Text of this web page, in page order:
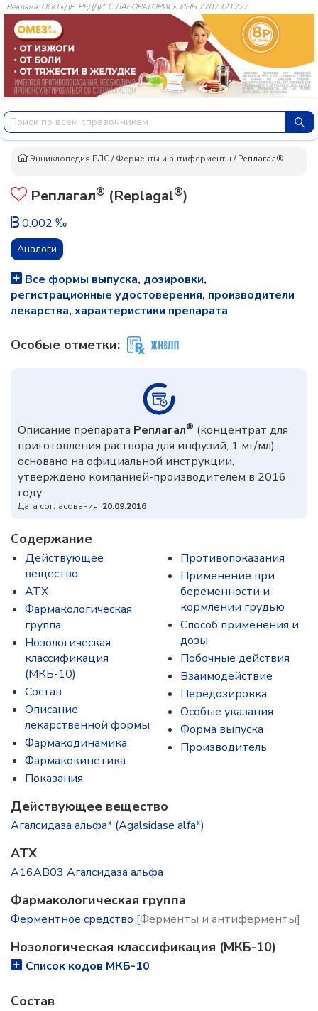
Реклама: ООО «ДР. РЕДДИ`С ЛАБОРАТОРИС», ИНН 7707321227
Энциклопедия РЛС/Ферменты и антиферменты /Реплагал®
Реплагал® (Replagal®)
0.002 ‰
Аналоги
Все формы выпуска, дозировки,
регистрационные удостоверения, производители
лекарства, характеристики препарата
Особые отметки:
Описание препарата Реплагал® (концентрат для
приготовления раствора для инфузий, 1 мг/мл)
основано на официальной инструкции,
утверждено компанией-производителем в 2016
году
Дата согласования: 20.09.2016
Содержание
Действующее
вещество
ATX
Фармакологическая
группа
Нозологическая
классификация
(МКБ-10)
Состав
Описание
лекарственной формы
Фармакодинамика
Фармакокинетика
Показания
Противопоказания
Применение при
беременности и
кормлении грудью
Способ применения и
дозы
Побочные действия
Взаимодействие
Передозировка
Особые указания
Форма выпуска
Производитель
Действующее вещество
Агалсидаза альфа* (Agalsidase alfa*)
ATX
A16AB03 Агалсидаза альфа
Фармакологическая группа
Ферментное средство [Ферменты и антиферменты]
Нозологическая классификация (МКБ-10)
Список кодов МКБ-10
Состав